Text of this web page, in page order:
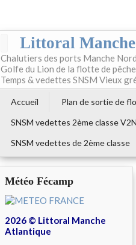
Littoral
Chalutiers des ports Manche
Golfe du Lion de la flotte de
Temps & vedettes SNSM Vieux
Accueil Plan de sortie de
SNSM vedettes 2ème classe
SNSM vedettes de 2ème classe
Météo Fécamp
2026 © Littoral Manche
Atlantique